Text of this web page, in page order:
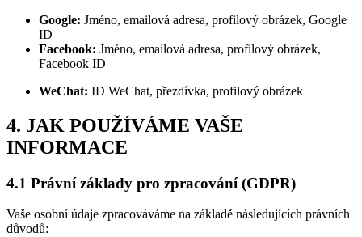
Google: Jméno, emailová adresa, profilový obrázek, Google
ID
Facebook: Jméno, emailová adresa, profilový obrázek,
Facebook ID
WeChat: ID WeChat, přezdívka, profilový obrázek
4. JAK POUŽÍVÁME VAŠE
INFORMACE
4.1 Právní základy pro zpracování (GDPR)
Vaše osobní údaje zpracováváme na základě následujících právních
důvodů: